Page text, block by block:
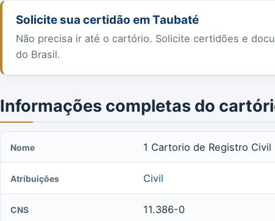
Solicite sua certidão em Taubaté
Não precisa ir até o cartório. Solicite certidões e
do Brasil.
Informações completas do
Nome 1 Cartorio de Registro Civil
Atribuições Civil
CNS 11.386-0